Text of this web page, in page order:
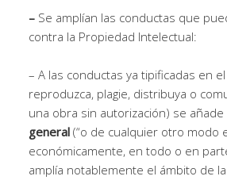
– Se amplían las conductas que
contra la Propiedad Intelectual:
– A las conductas ya tipificadas en
reproduzca, plagie, distribuya o
una obra sin autorización) se
general (“o de cualquier otro modo
económicamente, en todo o en
amplía notablemente el ámbito de